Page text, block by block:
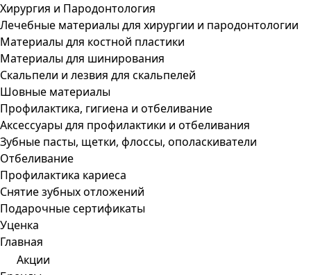
Хирургия и Пародонтология
Лечебные материалы для хирургии и пародонтологии
Материалы для костной пластики
Материалы для шинирования
Скальпели и лезвия для скальпелей
Шовные материалы
Профилактика, гигиена и отбеливание
Аксессуары для профилактики и отбеливания
Зубные пасты, щетки, флоссы, ополаскиватели
Отбеливание
Профилактика кариеса
Снятие зубных отложений
Подарочные сертификаты
Уценка
Главная
Акции